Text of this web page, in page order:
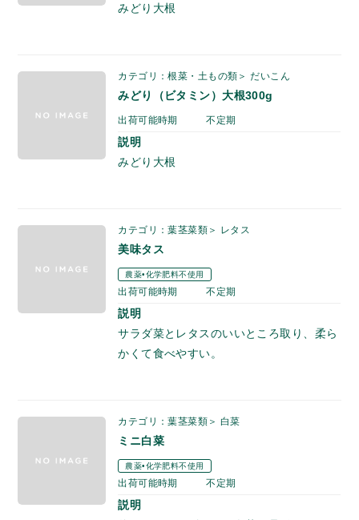
みどり大根
カテゴリ：根菜・土もの類＞ だいこん
みどり（ビタミン）大根300g
出荷可能時期 不定期
説明
みどり大根
カテゴリ：葉茎菜類＞ レタス
美味タス
農薬•化学肥料不使用
出荷可能時期 不定期
説明
サラダ菜とレタスのいいところ取り、柔ら
かくて食べやすい。
カテゴリ：葉茎菜類＞ 白菜
ミニ白菜
農薬•化学肥料不使用
出荷可能時期 不定期
説明